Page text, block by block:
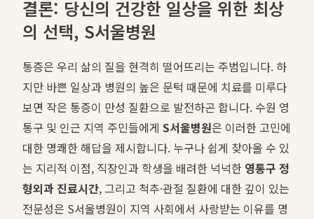
결론: 당신의 건강한 일상을 위한 최상
의 선택, S서울병원
통증은 우리 삶의 질을 현격히 떨어뜨리는 주범입니다. 하
지만 바쁜 일상과 병원의 높은 문턱 때문에 치료를 미루다
보면 작은 통증이 만성 질환으로 발전하곤 합니다. 수원 영
통구 및 인근 지역 주민들에게 S서울병원은 이러한 고민에
대한 명쾌한 해답을 제시합니다. 누구나 쉽게 찾아올 수 있
는 지리적 이점, 직장인과 학생을 배려한 넉넉한 영통구 정
형외과 진료시간, 그리고 척추·관절 질환에 대한 깊이 있는
전문성은 S서울병원이 지역 사회에서 사랑받는 이유를 명